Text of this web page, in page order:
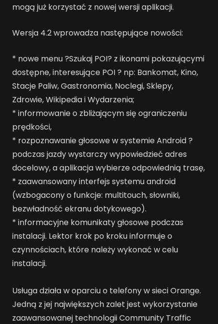
mogą już korzystać z nowej wersji aplikacji.
Wersja 4.2 wprowadza następujące nowości:
* nowe menu ?Szukaj POI? z ikonami pokazującymi
dostępne, interesujące POI ? np: Bankomat, Kino,
Stacje Paliw, Gastronomia, Noclegi, Sklepy,
Zdrowie, Wikipedia i Wydarzenia;
* informowanie o zbliżającym się ograniczeniu
prędkości,
* rozpoznawanie głosowe w systemie Android ?
podczas jazdy wystarczy wypowiedzieć adres
docelowy, a aplikacja wybierze odpowiednią trasę,
* zaawansowany interfejs systemu android
(wzbogacony o funkcje: multitouch, słowniki,
bezwładność ekranu dotykowego).
* informacyjne komunikaty głosowe podczas
instalacji. Lektor krok po kroku informuje o
czynnościach, które należy wykonać w celu
instalacji.
Usługa działa w oparciu o telefony w sieci Orange.
Jedną z jej największych zalet jest wykorzystanie
zaawansowanej technologii Community Traffic